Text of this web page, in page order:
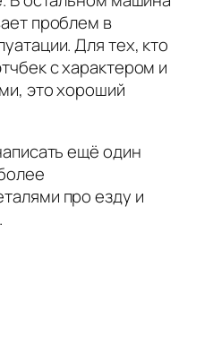
проблем в
Для тех, кто
с характером и
это хороший
ещё один
про езду и